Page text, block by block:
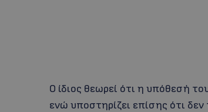
Ο ίδιος θεωρεί ότι η υπόθεσή
ενώ υποστηρίζει επίσης ότι